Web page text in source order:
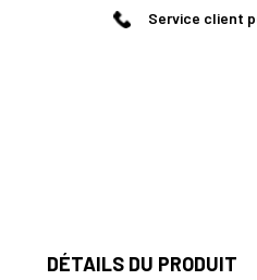
Service client
DÉTAILS DU PRODUIT